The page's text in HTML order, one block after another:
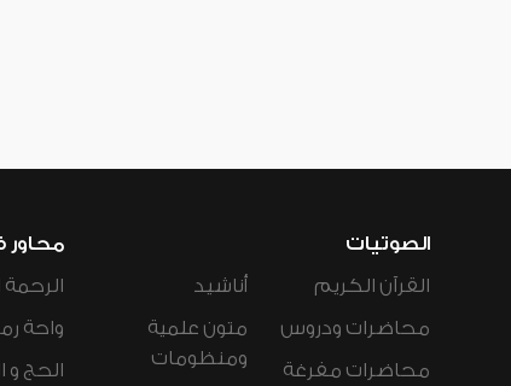
الصوتيات
القرآن الكريم
محاضرات ودروس
محاضرات مفرغة
أناشيد
متون علمية
ومنظومات
محاور
الرحمة
واحة
الحج و